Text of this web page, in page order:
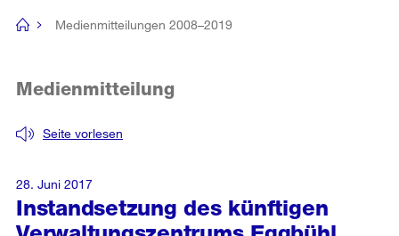
Navigation
[no
Medienmitteilungen 2008–2019
Instandsetzung des künftigen
Seite vorlesen
Medienmitteilung
28. Juni 2017